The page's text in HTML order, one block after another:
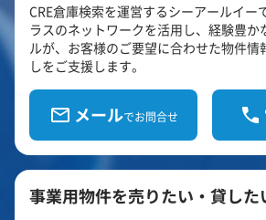
CRE倉庫検索を運営するシーアールイー
ラスのネットワークを活用し、経験豊か
ルが、お客様のご要望に合わせた物件情
しをご支援します。
メールでお問合せ
事業用物件を売りたい・貸した